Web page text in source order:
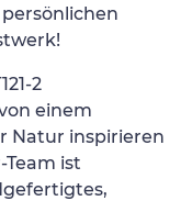
2
einem
Natur inspirieren
ist